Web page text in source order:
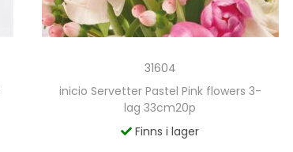
31604
inicio Servetter Pastel Pink flowers 3-
lag 33cm20p
Finns i lager